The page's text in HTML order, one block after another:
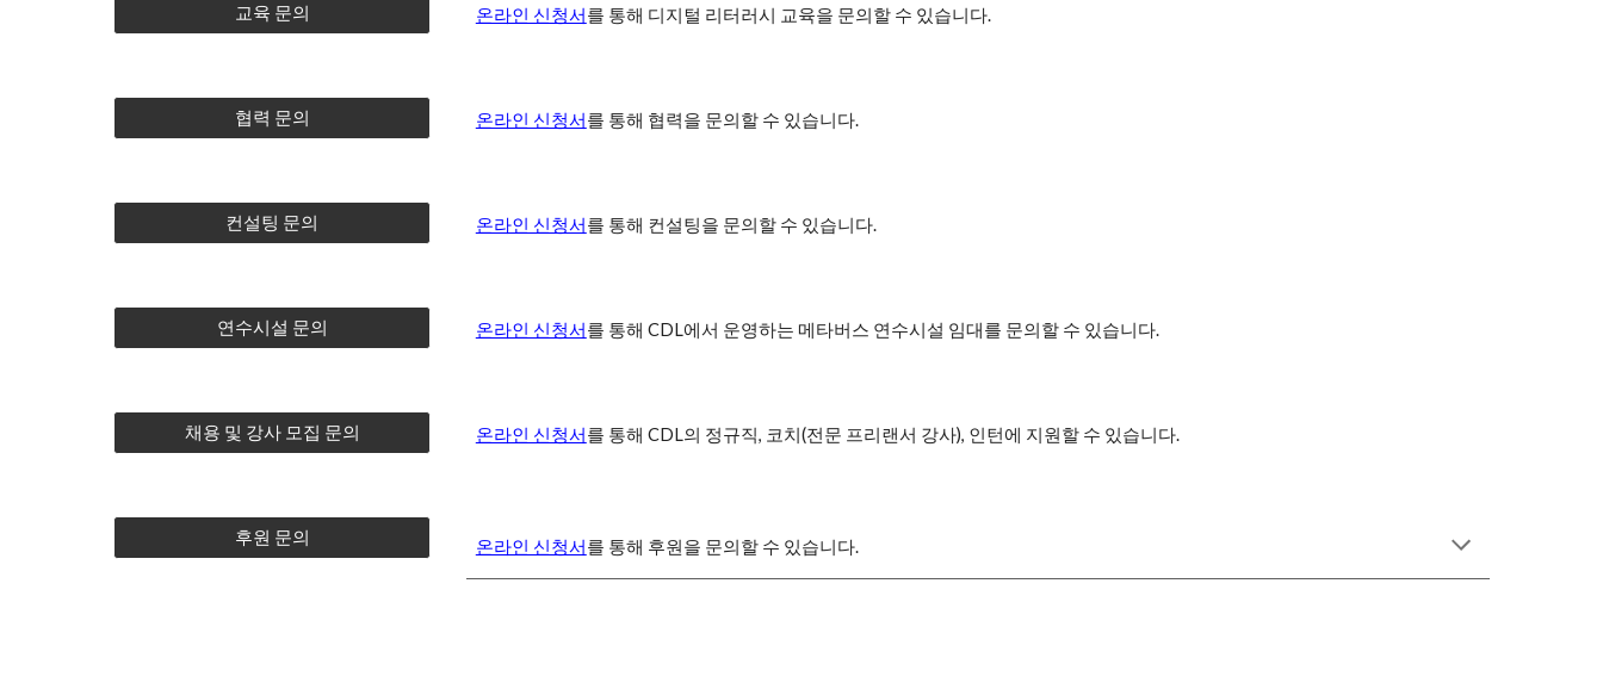
교육 문의 온라인 신청서를 통해 디지털 리터러시 교육을 문의할 수 있습니다.
협력 문의 온라인 신청서를 통해 협력을 문의할 수 있습니다.
컨설팅 문의 온라인 신청서를 통해 컨설팅을 문의할 수 있습니다.
연수시설 문의 온라인 신청서를 통해 CDL에서 운영하는 메타버스 연수시설 임대를 문의할 수 있습니다.
채용 및 강사 모집 문의 온라인 신청서를 통해 CDL의 정규직, 코치(전문 프리랜서 강사), 인턴에 지원할 수 있습니다.
후원 문의 온라인 신청서를 통해 후원을 문의할 수 있습니다.